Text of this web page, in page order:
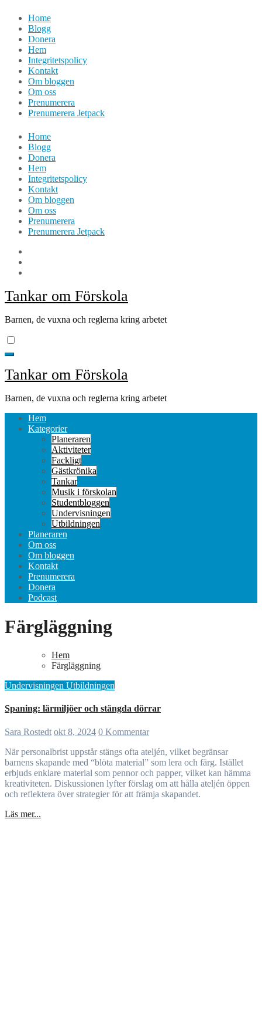
Hoppa
innehåll
Home
Blogg
Donera
Hem
Integritetspolicy
Kontakt
Om bloggen
Om oss
Prenumerera
Prenumerera Jetpack
Home
Blogg
Donera
Hem
Integritetspolicy
Kontakt
Om bloggen
Om oss
Prenumerera
Prenumerera Jetpack
Tankar om Förskola
Barnen, de vuxna och reglerna kring arbetet
Tankar om Förskola
Barnen, de vuxna och reglerna kring arbetet
Hem
Kategorier
Planeraren
Aktiviteter
Fackligt
Gästkrönika
Tankar
Musik i förskolan
Studentbloggen
Undervisningen
Utbildningen
Planeraren
Om oss
Om bloggen
Kontakt
Prenumerera
Donera
Podcast
Färgläggning
Hem
Färgläggning
Undervisningen Utbildningen
Spaning: lärmiljöer och stängda dörrar
Sara Rostedt okt 8, 2024 0 Kommentar
När personalbrist uppstår stängs ofta ateljén, vilket begränsar
barnens skapande med “blöta material” som lera och färg. Istället
erbjuds enklare material som pennor och papper, vilket kan hämma
kreativiteten. Diskussionen lyfter förslag om att hålla ateljén öppen
och reflektera över strategier för att främja skapandet.
Läs mer...